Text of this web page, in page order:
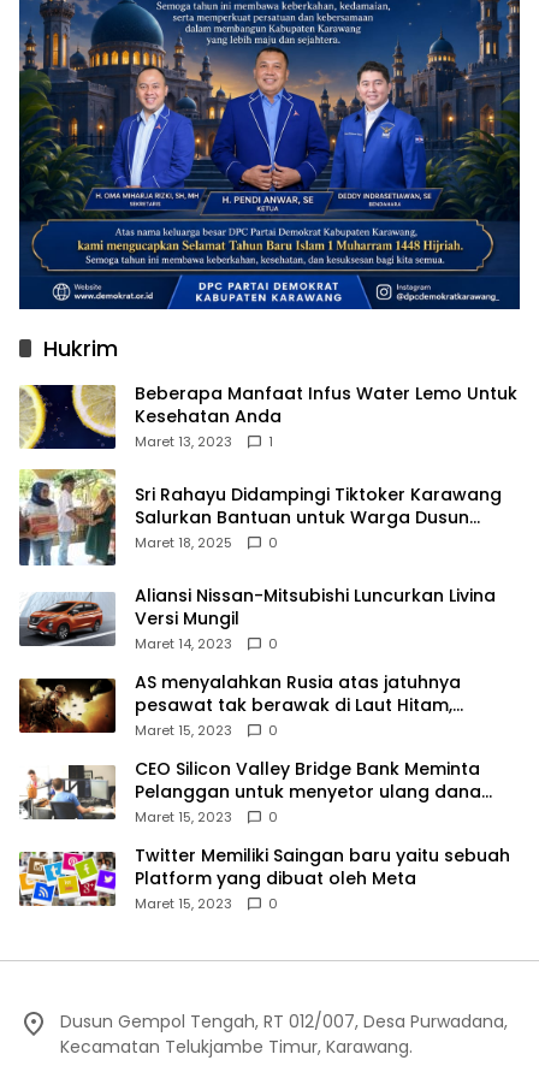
Hukrim
Beberapa Manfaat Infus Water Lemo Untuk
Kesehatan Anda
Maret 13, 2023 1
Sri Rahayu Didampingi Tiktoker Karawang
Salurkan Bantuan untuk Warga Dusun
Kampek Desa Karangligar
Maret 18, 2025 0
Aliansi Nissan-Mitsubishi Luncurkan Livina
Versi Mungil
Maret 14, 2023 0
AS menyalahkan Rusia atas jatuhnya
pesawat tak berawak di Laut Hitam,
Moskow menyangkal
Maret 15, 2023 0
CEO Silicon Valley Bridge Bank Meminta
Pelanggan untuk menyetor ulang dana
Mereka
Maret 15, 2023 0
Twitter Memiliki Saingan baru yaitu sebuah
Platform yang dibuat oleh Meta
Maret 15, 2023 0
Dusun Gempol Tengah, RT 012/007, Desa Purwadana,
Kecamatan Telukjambe Timur, Karawang.